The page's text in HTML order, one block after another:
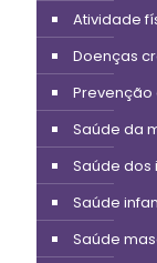
Atividade
Doenças
Prevenção
Saúde da
Saúde dos
Saúde
Saúde